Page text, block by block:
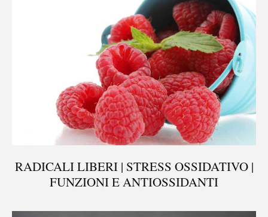
RADICALI LIBERI | STRESS OSSIDATIVO |
FUNZIONI E ANTIOSSIDANTI